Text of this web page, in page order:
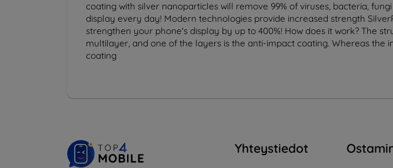
coating with silver nanoparticles will remove 99% of viruses, bacteria,
display every day! Modern technologies provide increased strength
strengthen your phone's display by up to 400%! How does it work? The
multilayer, and one of the layers is the anti-impact coating. Whereas the
coating
Yhteystiedot